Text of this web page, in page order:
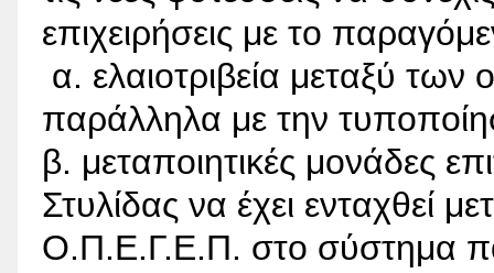
επιχειρήσεις με το
α. ελαιοτριβεία μεταξύ
παράλληλα με την
β. μεταποιητικές μονάδες
Στυλίδας να έχει ενταχθεί
Ο.Π.Ε.Γ.Ε.Π. στο σύστημα